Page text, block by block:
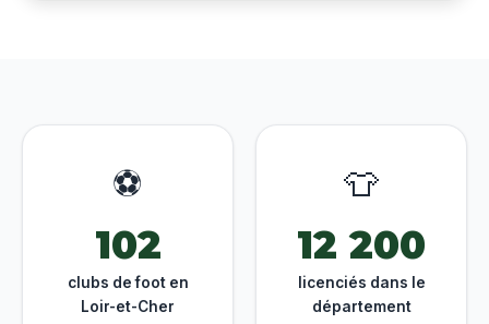
⚽
102
clubs de foot en
Loir-et-Cher
👕
12 200
licenciés dans le
département